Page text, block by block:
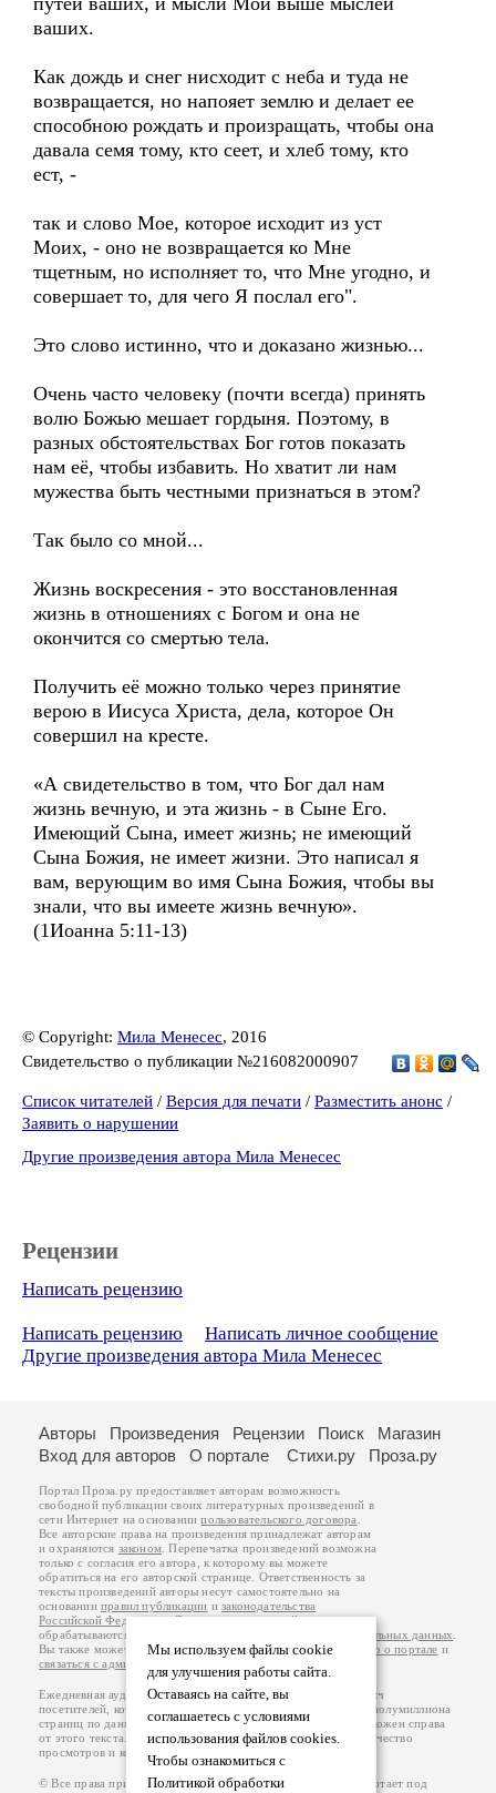
ваших.
Как дождь и снег нисходит с неба и туда не
возвращается, но напояет землю и делает ее
способною рождать и произращать, чтобы она
давала семя тому, кто сеет, и хлеб тому, кто
ест, -
так и слово Мое, которое исходит из уст
Моих, - оно не возвращается ко Мне
тщетным, но исполняет то, что Мне угодно, и
совершает то, для чего Я послал его".
Это слово истинно, что и доказано жизнью...
Очень часто человеку (почти всегда) принять
волю Божью мешает гордыня. Поэтому, в
разных обстоятельствах Бог готов показать
нам её, чтобы избавить. Но хватит ли нам
мужества быть честными признаться в этом?
Так было со мной...
Жизнь воскресения - это восстановленная
жизнь в отношениях с Богом и она не
окончится со смертью тела.
Получить её можно только через принятие
верою в Иисуса Христа, дела, которое Он
совершил на кресте.
«А свидетельство в том, что Бог дал нам
жизнь вечную, и эта жизнь - в Сыне Его.
Имеющий Сына, имеет жизнь; не имеющий
Сына Божия, не имеет жизни. Это написал я
вам, верующим во имя Сына Божия, чтобы вы
знали, что вы имеете жизнь вечную».
(1Иоанна 5:11-13)
© Copyright: Мила Менесес, 2016
Свидетельство о публикации №216082000907
Список читателей / Версия для печати / Разместить анонс /
Заявить о нарушении
Другие произведения автора Мила Менесес
Рецензии
Написать рецензию
Написать рецензию
Написать личное сообщение
Другие произведения автора Мила Менесес
Мы используем файлы cookie
для улучшения работы сайта.
Оставаясь на сайте, вы
соглашаетесь с условиями
использования файлов cookies.
Чтобы ознакомиться с
Политикой обработки
Авторы Произведения Рецензии Поиск
Магазин
Вход для авторов
О портале Стихи.ру Проза.ру
Портал Проза.ру предоставляет авторам возможность
свободной публикации своих литературных произведений в
сети Интернет на основаниипользовательского договора
Все авторские права на произведения принадлежат авторам
и охраняются законом . Перепечатка произведений возможна
только с согласия его автора, к которому вы можете
обратиться на его авторской странице. Ответственность за
тексты произведений авторы несут самостоятельно на
основанииправил публикации изаконодательства
Российской Федерации. Данные пользователей
обрабатываются на основании
Политики обработки персональных данных
Вы также можете посмотреть более подробнуюинформацию о портале и
связаться с администрацией
Ежедневная аудитория портала Проза.ру – порядка 100 тысяч
посетителей, которые в общей сумме просматривают более полумиллиона
страниц по данным счетчика посещаемости, который расположен справа
от этого текста. В каждой графе указано по две цифры: количество
просмотров и количество посетителей.
© Все права принадлежат авторам, 2000-2026. Портал работает под